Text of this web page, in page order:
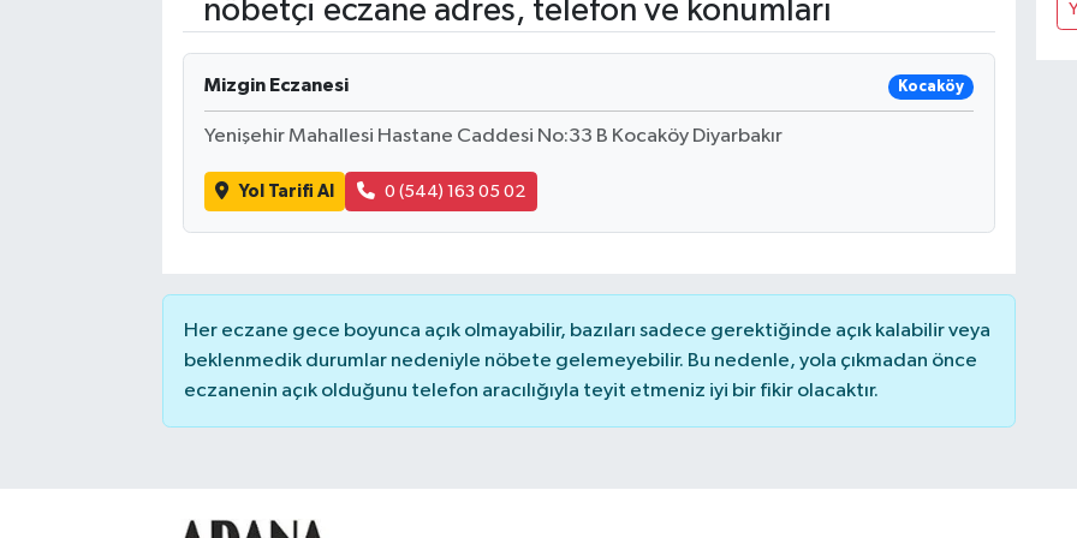
nöbetçi eczane adres, telefon ve konumları
Mizgin Eczanesi Kocaköy
Yenişehir Mahallesi Hastane Caddesi No:33 B Kocaköy Diyarbakır
Yol Tarifi Al 0 (544) 163 05 02
Her eczane gece boyunca açık olmayabilir, bazıları sadece gerektiğinde açık kalabilir veya
beklenmedik durumlar nedeniyle nöbete gelemeyebilir. Bu nedenle, yola çıkmadan önce
eczanenin açık olduğunu telefon aracılığıyla teyit etmeniz iyi bir fikir olacaktır.